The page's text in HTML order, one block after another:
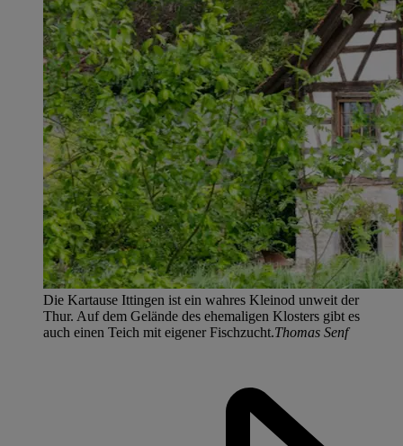
Die Kartause Ittingen ist ein wahres Kleinod unweit der
Thur. Auf dem Gelände des ehemaligen Klosters gibt es
auch einen Teich mit eigener Fischzucht.Thomas Senf